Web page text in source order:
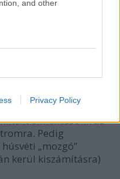
and other
Privacy Policy
tartotta
törvényben vagy
emlékezzünk az
Pedig
„mozgó”
kerül kiszámításra)